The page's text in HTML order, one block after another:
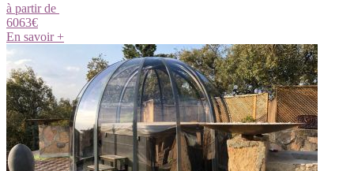
à partir de
6063€
En savoir +